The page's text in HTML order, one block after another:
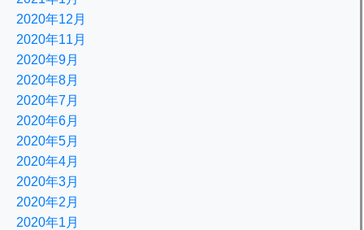
2020年12月
2020年11月
2020年9月
2020年8月
2020年7月
2020年6月
2020年5月
2020年4月
2020年3月
2020年2月
2020年1月